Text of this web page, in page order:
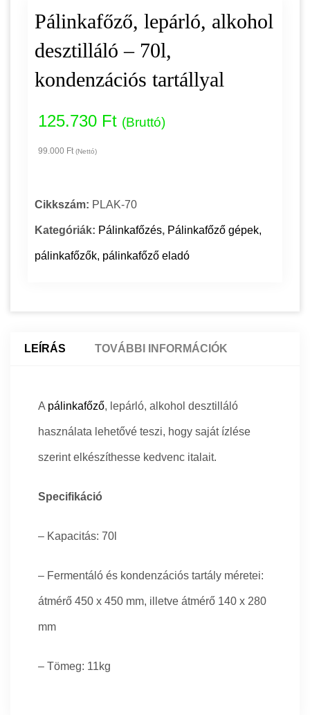
Pálinkafőző, lepárló, alkohol
desztilláló – 70l,
kondenzációs tartállyal
125.730 Ft (Bruttó)
99.000 Ft(Nettó)
Cikkszám: PLAK-70
Kategóriák: Pálinkafőzés, Pálinkafőző gépek,
pálinkafőzők, pálinkafőző eladó
LEÍRÁS TOVÁBBI INFORMÁCIÓK
A pálinkafőző, lepárló, alkohol desztilláló
használata lehetővé teszi, hogy saját ízlése
szerint elkészíthesse kedvenc italait.
Specifikáció
– Kapacitás: 70l
– Fermentáló és kondenzációs tartály méretei:
átmérő 450 x 450 mm, illetve átmérő 140 x 280
mm
– Tömeg: 11kg